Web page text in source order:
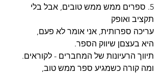
5. ספרים ממש ממש טובים, אבל בלי
תקציב ואופק
עריכה ספרותית, אני אומר לא פעם,
היא בעצםן שיווק הספר.
תיווך הרעיונות של המחברים - לקוראים.
ומה קורה כשמגיע ספר ממש טוב,